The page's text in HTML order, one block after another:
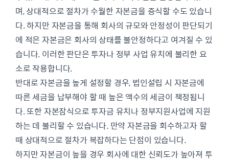
며, 상대적으로 절차가 수월한 자본금을 증식할 수도 있습니
다. 하지만 자본금을 통해 회사의 규모와 안정성이 판단되기
에 적은 자본금은 회사의 상태를 불안정하다고 여겨질 수 있
습니다. 이러한 판단은 투자나 정부 사업 유치에 불리한 요
소로 작용합니다.
반대로 자본금을 높게 설정할 경우, 법인설립 시 자본금에
따른 세금을 납부해야 할 때 높은 액수의 세금이 책정됩니
다. 또한 자본잠식으로 투자금 유치나 정부지원사업에 지원
하는 데 불리할 수 있습니다. 만약 자본금을 회수하고자 할
때 상대적으로 절차가 복잡하다는 단점이 있습니다.
하지만 자본금이 높을 경우 회사에 대한 신뢰도가 높아져 투